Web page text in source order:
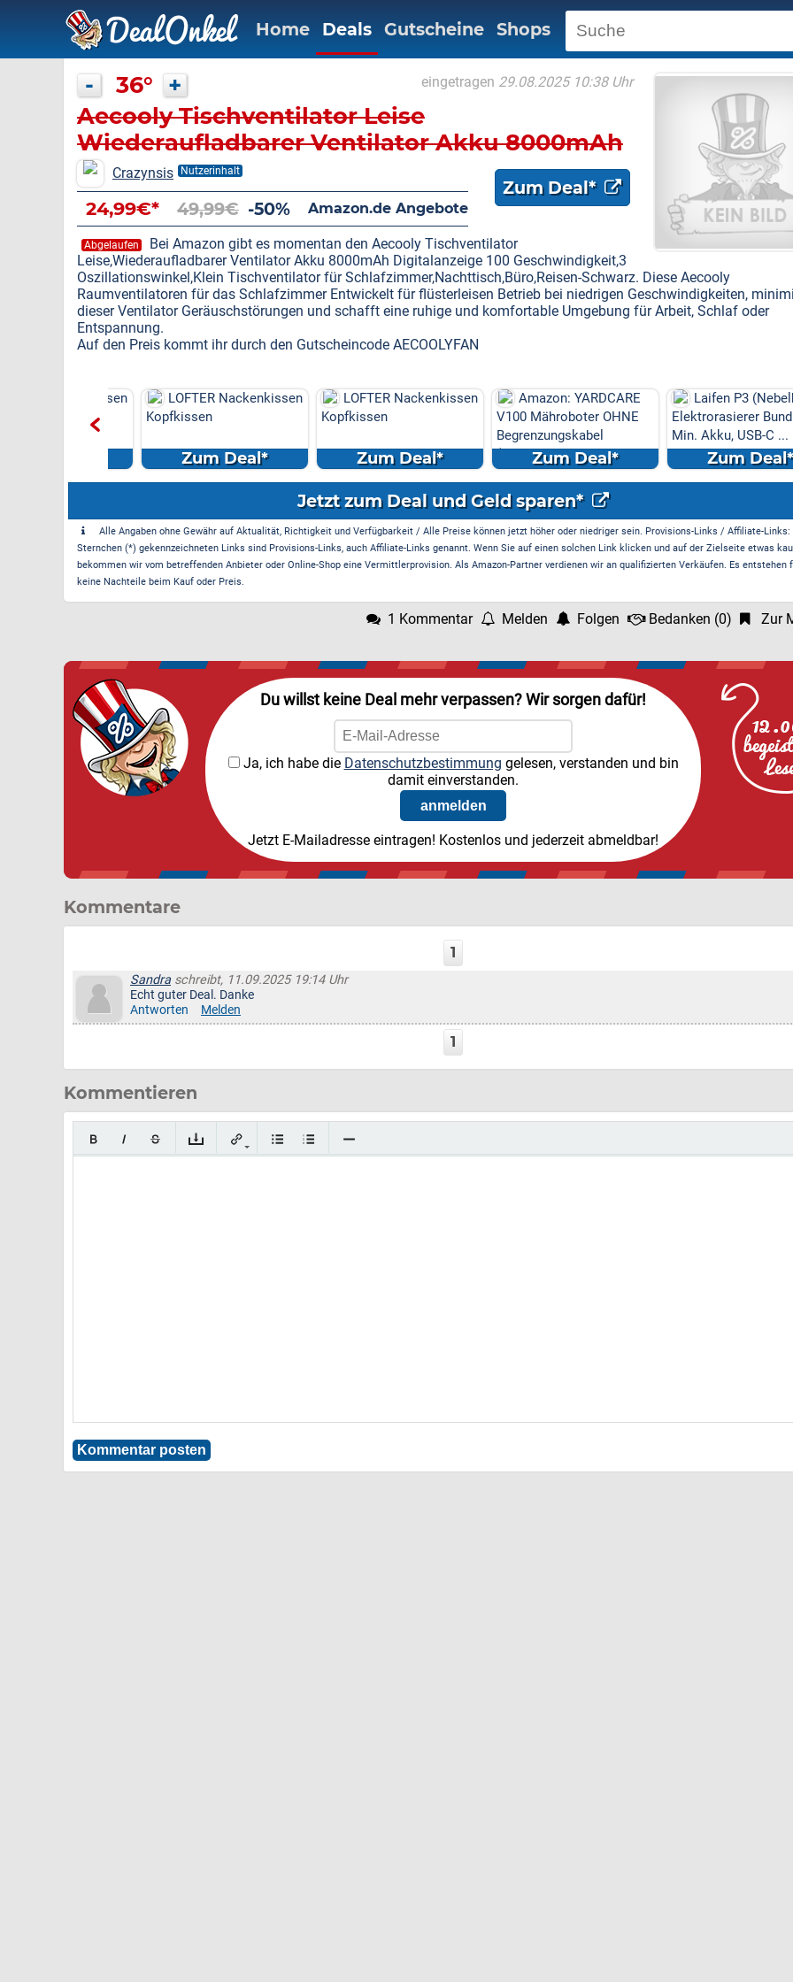
Home Deals Gutscheine Shops
- 36° + eingetragen 29.08.2025 10:38 Uhr
Aecooly Tischventilator Leise
Wiederaufladbarer Ventilator Akku 8000mAh
Crazynsis Nutzerinhalt
Zum Deal*
24,99€* 49,99€ -50% Amazon.de Angebote
Abgelaufen
Bei Amazon gibt es momentan den Aecooly Tischventilator
Leise,Wiederaufladbarer Ventilator Akku 8000mAh Digitalanzeige 100 Geschwindigkeit,3
Oszillationswinkel,Klein Tischventilator für Schlafzimmer,Nachttisch,Büro,Reisen-Schwarz. Diese Aecooly
Raumventilatoren für das Schlafzimmer Entwickelt für flüsterleisen Betrieb bei niedrigen Geschwindigkeiten,
dieser Ventilator Geräuschstörungen und schafft eine ruhige und komfortable Umgebung für Arbeit, Schlaf oder
Entspannung.
Auf den Preis kommt ihr durch den Gutscheincode AECOOLYFAN
LOFTER Nackenkissen
Kopfkissen
Zum Deal*
LOFTER Nackenkissen
Kopfkissen
Zum Deal*
Amazon: YARDCARE
V100 Mähroboter OHNE
Begrenzungskabel
(Kamera/Visi...
Zum Deal*
Laifen P3 (Nebelblau)
Elektrorasierer Bundle:
Min. Akku, USB-C ...
Zum Deal*
Jetzt zum Deal und Geld sparen*
Alle Angaben ohne Gewähr auf Aktualität, Richtigkeit und Verfügbarkeit / Alle Preise können jetzt höher oder niedriger sein. Provisions-Links / Affiliate-
Sternchen (*) gekennzeichneten Links sind Provisions-Links, auch Affiliate-Links genannt. Wenn Sie auf einen solchen Link klicken und auf der Zielseite etwas
bekommen wir vom betreffenden Anbieter oder Online-Shop eine Vermittlerprovision. Als Amazon-Partner verdienen wir an qualifizierten Verkäufen. Es entstehen
keine Nachteile beim Kauf oder Preis.
1 Kommentar Melden Folgen Bedanken (0) Zur
Du willst keine Deal mehr verpassen? Wir sorgen dafür!
Ja, ich habe die Datenschutzbestimmung gelesen, verstanden und bin
damit einverstanden.
Jetzt E-Mailadresse eintragen! Kostenlos und jederzeit abmeldbar!
Kommentare
1
Sandra schreibt, 11.09.2025 19:14 Uhr
Echt guter Deal. Danke
Antworten
Melden
1
Kommentieren